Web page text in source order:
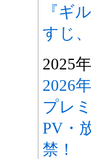
『ギ
すじ
2025
2026
プレ
PV・
禁！